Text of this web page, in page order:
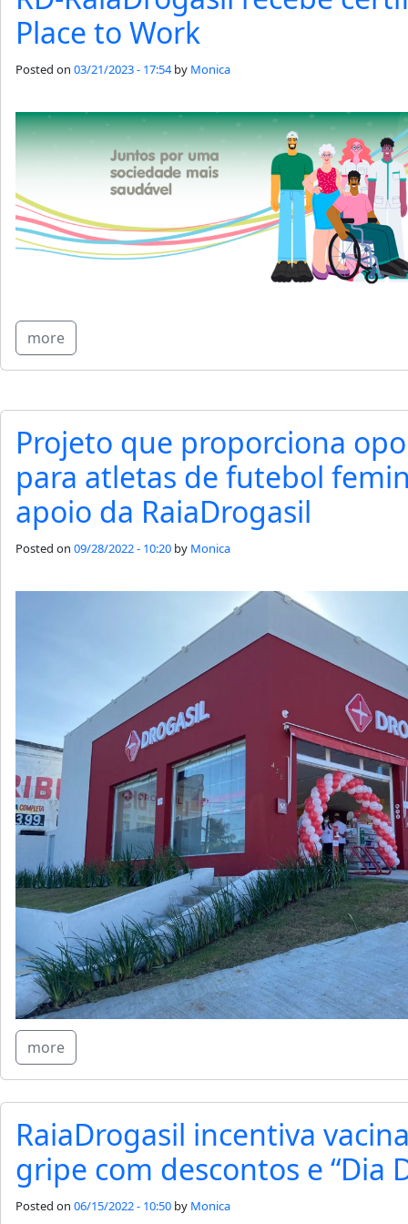
Place to Work
Posted on 03/21/2023 - 17:54 by Monica
more
Projeto que proporciona
para atletas de futebol
apoio da RaiaDrogasil
Posted on 09/28/2022 - 10:20 by Monica
more
RaiaDrogasil incentiva
gripe com descontos e “Dia
Posted on 06/15/2022 - 10:50 by Monica